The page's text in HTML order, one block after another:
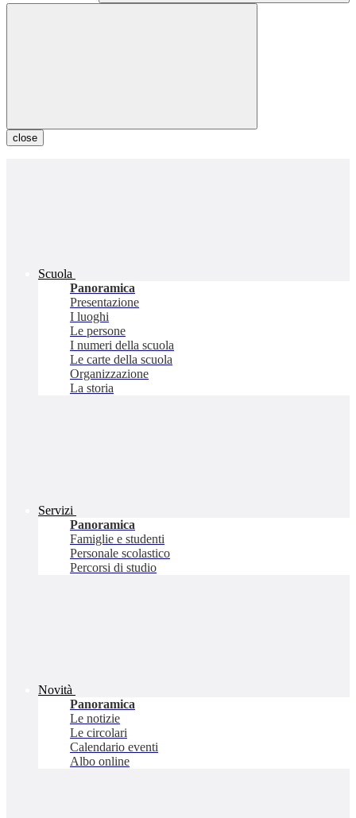
close
Scuola
Panoramica
Presentazione
I luoghi
Le persone
I numeri della scuola
Le carte della scuola
Organizzazione
La storia
Servizi
Panoramica
Famiglie e studenti
Personale scolastico
Percorsi di studio
Novità
Panoramica
Le notizie
Le circolari
Calendario eventi
Albo online